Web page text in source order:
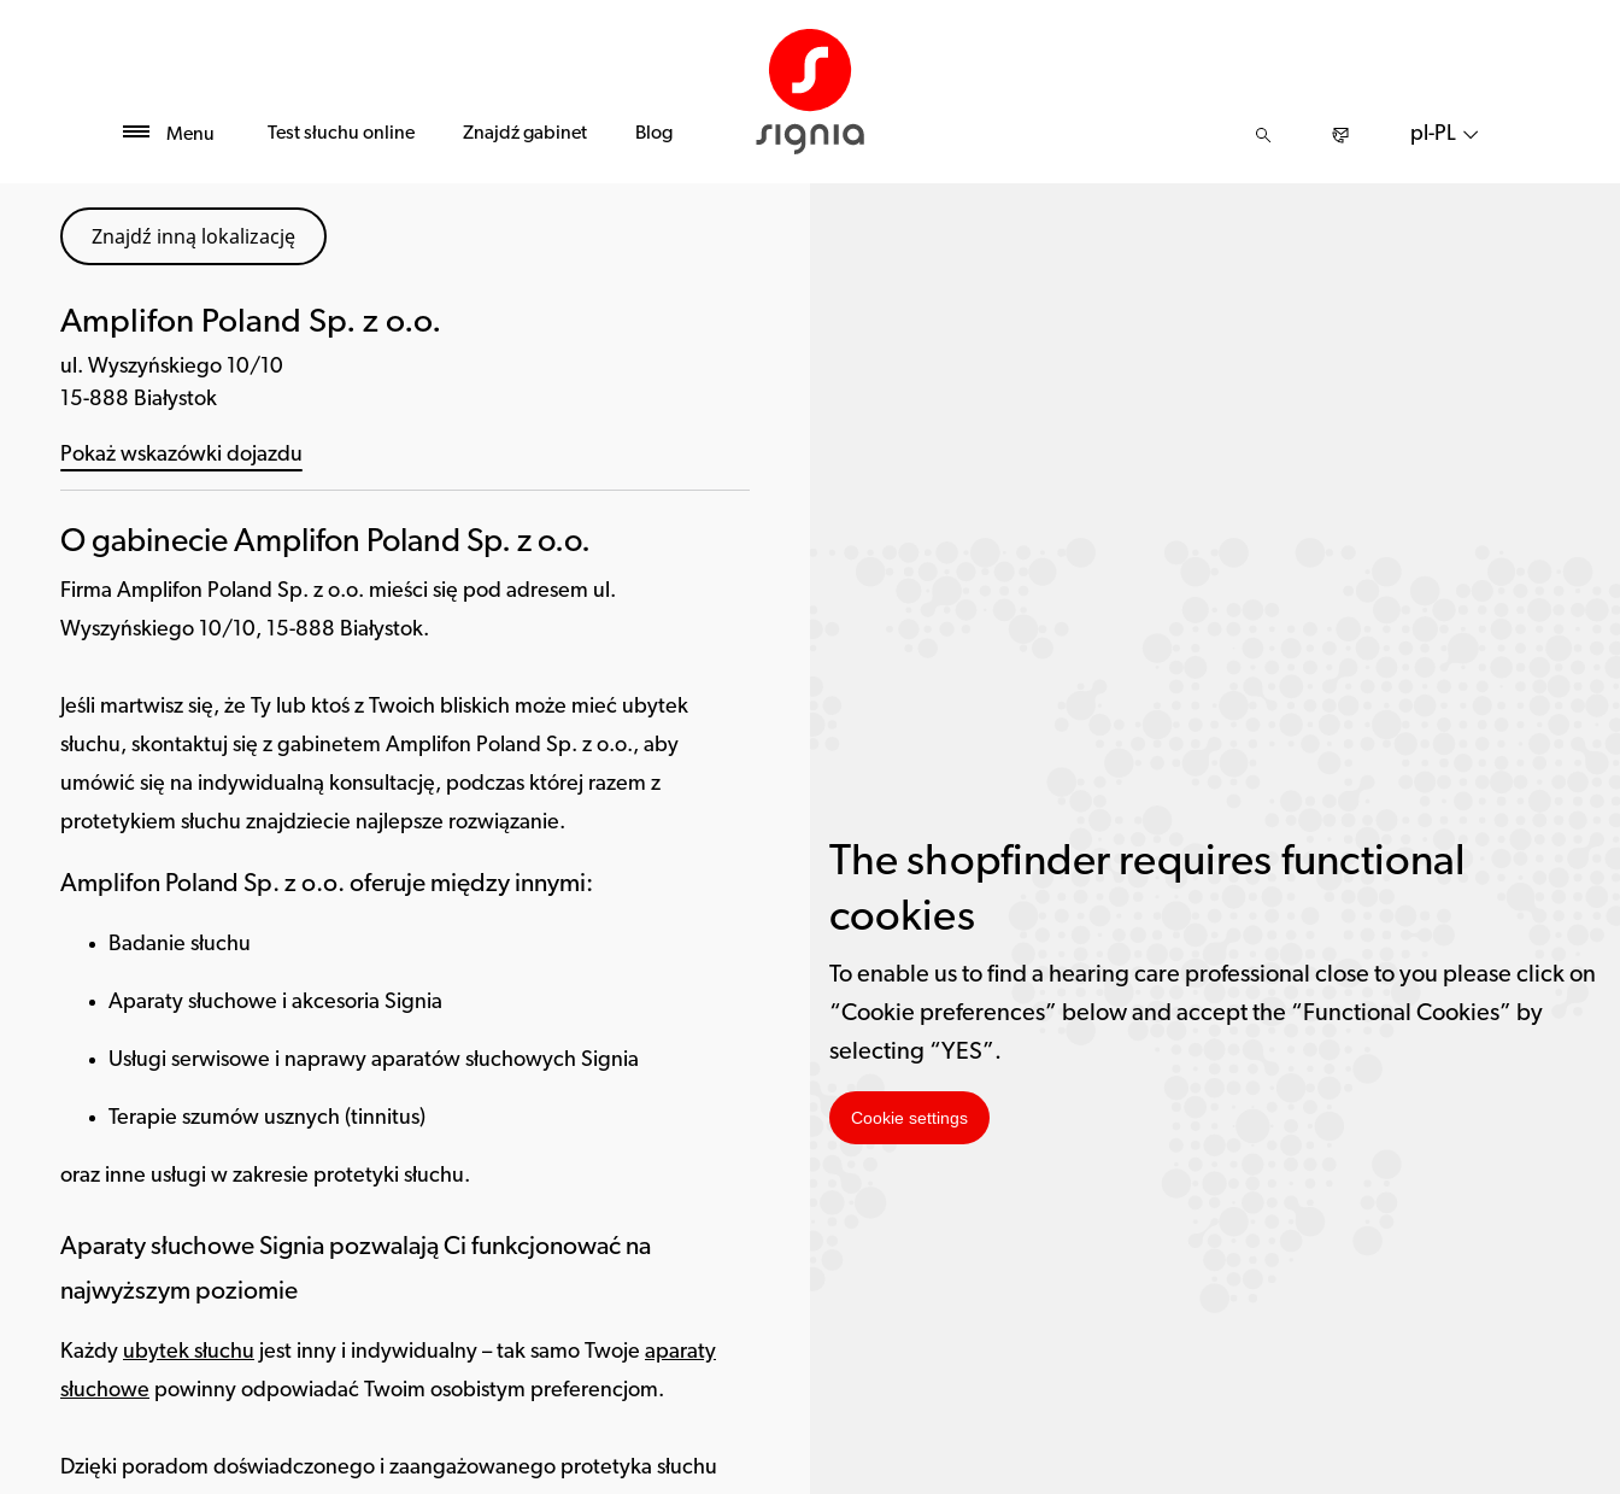
Menu Test słuchu online Znajdź gabinet Blog pl-PL
Znajdź inną lokalizację
Amplifon Poland Sp. z o.o.
ul. Wyszyńskiego 10/10
15-888 Białystok
Pokaż wskazówki dojazdu
O gabinecie Amplifon Poland Sp. z o.o.
Firma Amplifon Poland Sp. z o.o. mieści się pod adresem ul.
Wyszyńskiego 10/10, 15-888 Białystok.
Jeśli martwisz się, że Ty lub ktoś z Twoich bliskich może mieć ubytek
słuchu, skontaktuj się z gabinetem Amplifon Poland Sp. z o.o., aby
umówić się na indywidualną konsultację, podczas której razem z
protetykiem słuchu znajdziecie najlepsze rozwiązanie.
Amplifon Poland Sp. z o.o. oferuje między innymi:
Badanie słuchu
Aparaty słuchowe i akcesoria Signia
Usługi serwisowe i naprawy aparatów słuchowych Signia
Terapie szumów usznych (tinnitus)
oraz inne usługi w zakresie protetyki słuchu.
Aparaty słuchowe Signia pozwalają Ci funkcjonować na
najwyższym poziomie
Każdy ubytek słuchu jest inny i indywidualny – tak samo Twoje aparaty
słuchowe powinny odpowiadać Twoim osobistym preferencjom.
Dzięki poradom doświadczonego i zaangażowanego protetyka słuchu
The shopfinder requires functional
cookies
To enable us to find a hearing care professional close to you please click on
“Cookie preferences” below and accept the “Functional Cookies” by
selecting “YES”.
Cookie settings